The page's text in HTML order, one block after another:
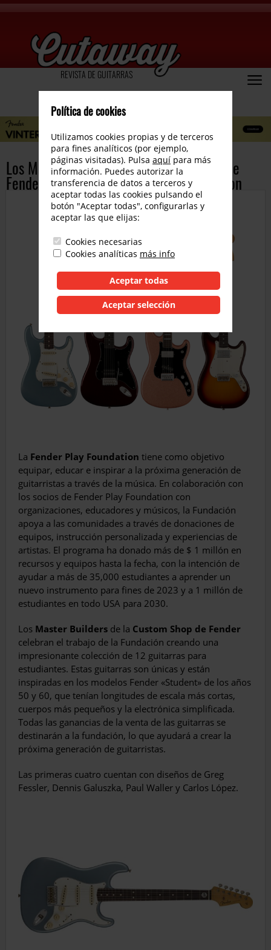
REVISTA DE GUITARRAS
Los Master Builders de la Custom Shop de
Fender celebran la Fender Play Foundation
La Fender Play Foundation tiene como objetivo
equipar, educar e inspirar a la próxima generación de
guitarristas a través de la música. En colaboración con
los socios de Fender Play Foundation con
organizaciones, educadores y músicos, la Fundación
apoya a las comunidades a través de donaciones de
equipos, instrucción personalizada y experiencias de
artistas. El programa ha donado más de $ 1 millón en
recursos y equipos hasta la fecha, con la intención de
ayudar a más de 35,000 estudiantes a aprender un
nuevo instrumento para fines de 2023 y a 1 millón de
estudiantes en todo USA para 2030.
Los Master Builders de la Custom Shop de Fender
celebran el trabajo de la Fundación creando una
impresionante colección de 12 guitarras para
estudiantes. Estas guitarras son únicas y están
inspiradas en los modelos Fender «Student» de los años
50 y 60, que tenían longitudes de escala más cortas,
cuerpos más pequeños y la electrónica simplificada.
Todas las ganancias de la venta de las guitarras se
destinarán a la fundación, lo que ayudará a crear la
próxima generación de guitarristas.
Las primeras cuatro cuentan con diseños de Greg
Fessler, Dennis Galuszka, Paul Waller y Carlos López.
Política de cookies
Utilizamos cookies propias y de terceros
para fines analíticos (por ejemplo,
páginas visitadas). Pulsa aquí para más
información. Puedes autorizar la
transferencia de datos a terceros y
aceptar todas las cookies pulsando el
botón "Aceptar todas", configurarlas y
aceptar las que elijas:
Cookies necesarias
Cookies analíticas más info
Aceptar todas
Aceptar selección